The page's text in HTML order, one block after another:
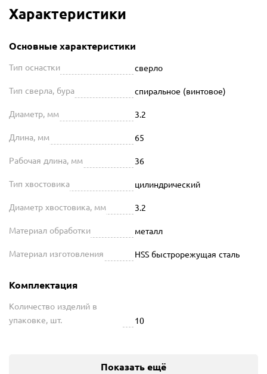
Характеристики
Основные характеристики
Тип оснастки сверло
Тип сверла, бура спиральное (винтовое)
Диаметр, мм 3.2
Длина, мм 65
Рабочая длина, мм 36
Тип хвостовика цилиндрический
Диаметр хвостовика, мм 3.2
Материал обработки металл
Материал изготовления HSS быстрорежущая сталь
Комплектация
Количество изделий в
упаковке, шт.
10
Показать ещё